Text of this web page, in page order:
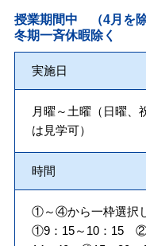
授業期間中 （4月を
冬期一斉休暇除く
実施日
月曜～土曜（日曜、
は見学可）
時間
①～④から一枠選択し
①9：15～10：15